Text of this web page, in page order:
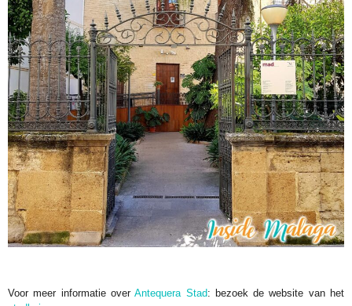
Voor meer informatie overAntequera Stad: bezoek de website van het